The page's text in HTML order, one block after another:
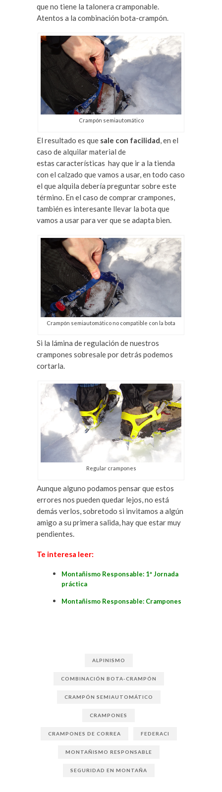
que no tiene la talonera cramponable.
Atentos a la combinación bota-crampón.
Crampón semiautomático
El resultado es que sale con facilidad, en el
caso de alquilar material de
estas características hay que ir a la tienda
con el calzado que vamos a usar, en todo caso
el que alquila debería preguntar sobre este
término. En el caso de comprar crampones,
también es interesante llevar la bota que
vamos a usar para ver que se adapta bien.
Crampón semiautomático no compatible con la bota
Si la lámina de regulación de nuestros
crampones sobresale por detrás podemos
cortarla.
Regular crampones
Aunque alguno podamos pensar que estos
errores nos pueden quedar lejos, no está
demás verlos, sobretodo si invitamos a algún
amigo a su primera salida, hay que estar muy
pendientes.
Te interesa leer:
Montañismo Responsable: 1ª Jornada
práctica
Montañismo Responsable: Crampones
ALPINISMO
COMBINACIÓN BOTA-CRAMPÓN
CRAMPÓN SEMIAUTOMÁTICO
CRAMPONES
CRAMPONES DE CORREA FEDERACI
MONTAÑISMO RESPONSABLE
SEGURIDAD EN MONTAÑA